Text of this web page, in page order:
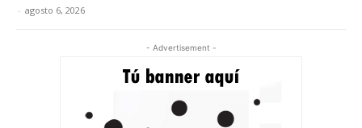
- agosto 6, 2026
- Advertisement -